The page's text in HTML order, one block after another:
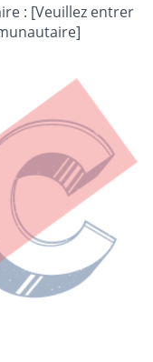
: [Veuillez entrer